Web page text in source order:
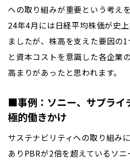
への取り組みが重要という考え
24年4月には日経平均株価が史
ましたが、株高を支えた要因の
と資本コストを意識した各企業
高まりがあったと思われます。
■事例：ソニー、サプライ
極的働きかけ
サステナビリティへの取り組み
ありPBRが2倍を超えているソ